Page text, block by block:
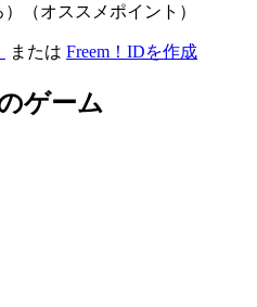
（オススメポイント）
または Freem！IDを作成
ゲーム